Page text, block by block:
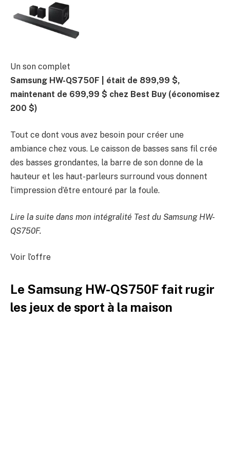
Un son complet
Samsung HW-QS750F | était de 899,99 $,
maintenant de 699,99 $ chez Best Buy (économisez
200 $)
Tout ce dont vous avez besoin pour créer une
ambiance chez vous. Le caisson de basses sans fil crée
des basses grondantes, la barre de son donne de la
hauteur et les haut-parleurs surround vous donnent
l’impression d’être entouré par la foule.
Lire la suite dans mon intégralité Test du Samsung HW-
QS750F.
Voir l’offre
Le Samsung HW-QS750F fait rugir
les jeux de sport à la maison